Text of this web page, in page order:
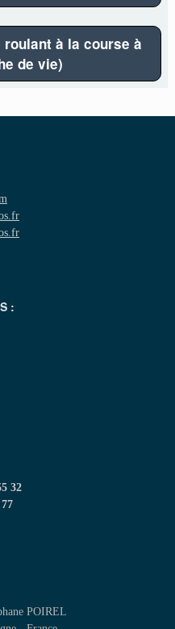
à la course à
de vie)
:
32
POIREL